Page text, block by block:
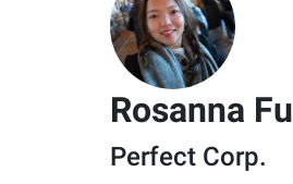
Rosanna Fu
Perfect Corp.